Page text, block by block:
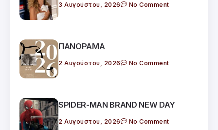
3 Αυγούστου, 2026 No Comment
ΠΑΝΟΡΑΜΑ
2 Αυγούστου, 2026 No Comment
SPIDER-MAN BRAND NEW DAY
2 Αυγούστου, 2026 No Comment